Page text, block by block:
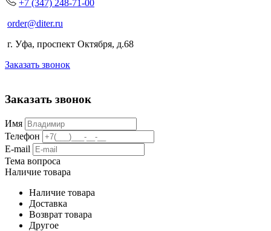
+7 (347) 248-71-00
order@diter.ru
г. Уфа, проспект Октября, д.68
Заказать звонок
Заказать звонок
Имя
Телефон
E-mail
Тема вопроса
Наличие товара
Наличие товара
Доставка
Возврат товара
Другое